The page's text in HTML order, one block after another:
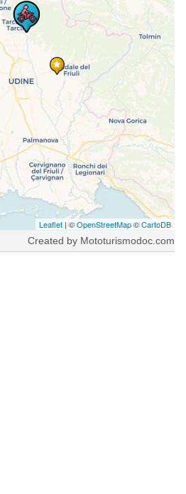
Leaflet | ©OpenStreetMap©CartoDB
Created by Mototurismodoc.com